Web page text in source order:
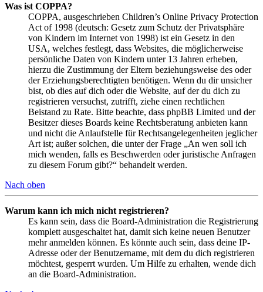
Was ist COPPA?
COPPA, ausgeschrieben Children’s Online Privacy Protection
Act of 1998 (deutsch: Gesetz zum Schutz der Privatsphäre
von Kindern im Internet von 1998) ist ein Gesetz in den
USA, welches festlegt, dass Websites, die möglicherweise
persönliche Daten von Kindern unter 13 Jahren erheben,
hierzu die Zustimmung der Eltern beziehungsweise des oder
der Erziehungsberechtigten benötigen. Wenn du dir unsicher
bist, ob dies auf dich oder die Website, auf der du dich zu
registrieren versuchst, zutrifft, ziehe einen rechtlichen
Beistand zu Rate. Bitte beachte, dass phpBB Limited und der
Besitzer dieses Boards keine Rechtsberatung anbieten kann
und nicht die Anlaufstelle für Rechtsangelegenheiten jeglicher
Art ist; außer solchen, die unter der Frage „An wen soll ich
mich wenden, falls es Beschwerden oder juristische Anfragen
zu diesem Forum gibt?“ behandelt werden.
Nach oben
Warum kann ich mich nicht registrieren?
Es kann sein, dass die Board-Administration die Registrierung
komplett ausgeschaltet hat, damit sich keine neuen Benutzer
mehr anmelden können. Es könnte auch sein, dass deine IP-
Adresse oder der Benutzername, mit dem du dich registrieren
möchtest, gesperrt wurden. Um Hilfe zu erhalten, wende dich
an die Board-Administration.